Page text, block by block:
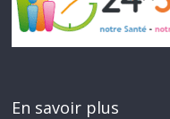
En savoir plus